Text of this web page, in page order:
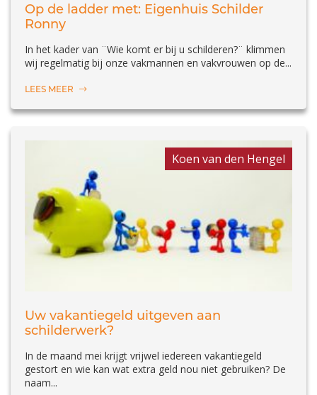
Op de ladder met: Eigenhuis Schilder
Ronny
In het kader van ¨Wie komt er bij u schilderen?¨ klimmen
wij regelmatig bij onze vakmannen en vakvrouwen op de...
LEES MEER
Koen van den Hengel
Uw vakantiegeld uitgeven aan
schilderwerk?
In de maand mei krijgt vrijwel iedereen vakantiegeld
gestort en wie kan wat extra geld nou niet gebruiken? De
naam...